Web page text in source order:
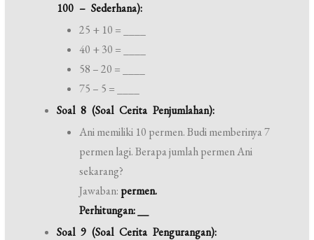
100 – Sederhana):
25 + 10 = ____
40 + 30 = ____
58 – 20 = ____
75 – 5 = ____
Soal 8 (Soal Cerita Penjumlahan):
Ani memiliki 10 permen. Budi memberinya 7
permen lagi. Berapa jumlah permen Ani
sekarang?
Jawaban: permen.
Perhitungan: __
Soal 9 (Soal Cerita Pengurangan):